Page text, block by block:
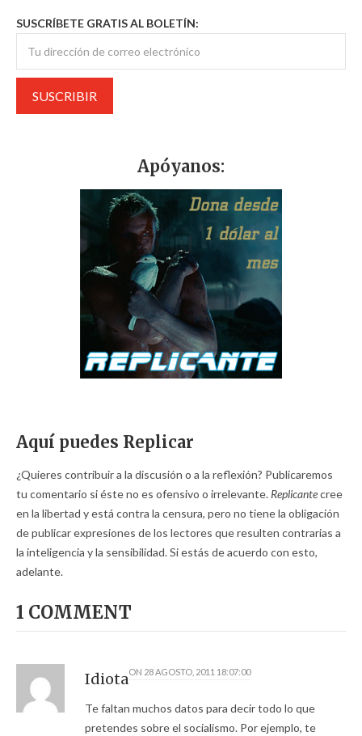
SUSCRÍBETE GRATIS AL BOLETÍN:
Apóyanos:
Aquí puedes Replicar
¿Quieres contribuir a la discusión o a la reflexión? Publicaremos
tu comentario si éste no es ofensivo o irrelevante. Replicantecree
en la libertad y está contra la censura, pero no tiene la obligación
de publicar expresiones de los lectores que resulten contrarias a
la inteligencia y la sensibilidad. Si estás de acuerdo con esto,
adelante.
1 COMMENT
IdiotaON 28 AGOSTO, 2011 18:07:00
Te faltan muchos datos para decir todo lo que
pretendes sobre el socialismo. Por ejemplo, te